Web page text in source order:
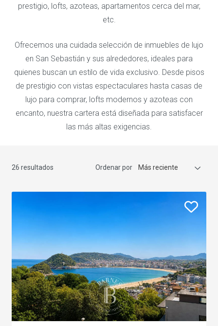
prestigio, lofts, azoteas, apartamentos cerca del mar,
etc.
Ofrecemos una cuidada selección de inmuebles de lujo
en San Sebastián y sus alrededores, ideales para
quienes buscan un estilo de vida exclusivo. Desde pisos
de prestigio con vistas espectaculares hasta casas de
lujo para comprar, lofts modernos y azoteas con
encanto, nuestra cartera está diseñada para satisfacer
las más altas exigencias.
26 resultados Ordenar por Más reciente